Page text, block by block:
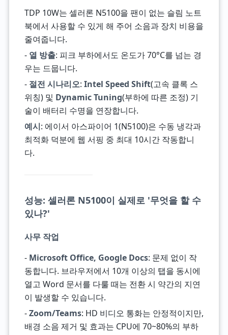
TDP 10W는 셀러론 N5100을 팬이 없는 슬림 노트
북에서 사용할 수 있게 해 주어 소음과 장치 비용을
줄여줍니다.
- 열 방출: 피크 부하에서도 온도가 70°C를 넘는 경
우는 드뭅니다.
- 절전 시나리오: Intel Speed Shift(고속 클록 스
위칭) 및 Dynamic Tuning(부하에 따른 조정) 기
술이 배터리 수명을 연장합니다.
예시: 에이서 아스파이어 1(N5100)은 수동 냉각과
최적화 덕분에 웹 서핑 중 최대 10시간 작동합니
다.
성능: 셀러론 N5100이 실제로 '무엇을 할 수
있나?'
사무 작업
- Microsoft Office, Google Docs: 문제 없이 작
동합니다. 브라우저에서 10개 이상의 탭을 동시에
열고 Word 문서를 다룰 때는 전환 시 약간의 지연
이 발생할 수 있습니다.
-Zoom/Teams: HD 비디오 통화는 안정적이지만,
배경 소음 제거 및 효과는 CPU에 70~80%의 부하